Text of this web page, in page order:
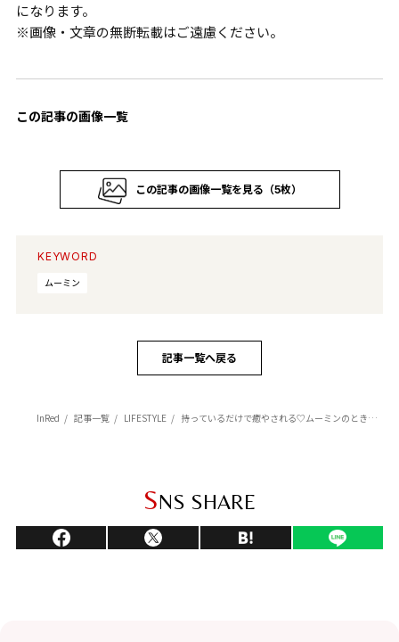
になります。
※画像・文章の無断転載はご遠慮ください。
この記事の画像一覧
この記事の画像一覧を見る（5枚）
KEYWORD
ムーミン
記事一覧へ戻る
InRed 記事一覧 LIFESTYLE 持っているだけで癒やされる♡ムーミンのときめきアイテム
SNS SHARE